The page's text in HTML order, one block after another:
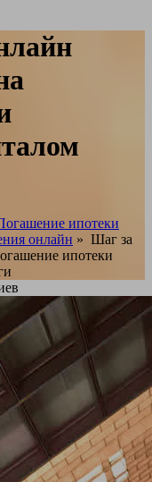
ипотеки
онлайн » Шаг за
ипотеки